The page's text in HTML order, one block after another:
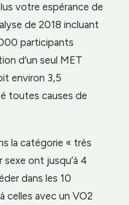
votre espérance de
de 2018 incluant
participants
d’un seul MET
environ 3,5
toutes causes de
la catégorie « très
sexe ont jusqu’à 4
dans les 10
celles avec un VO2